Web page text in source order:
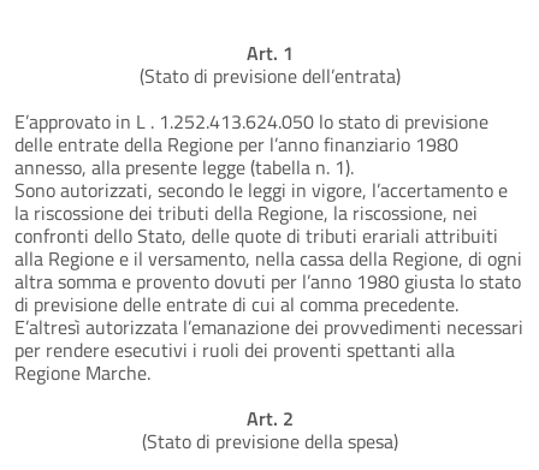
Art. 1
(Stato di previsione dell’entrata)
E’approvato in L . 1.252.413.624.050 lo stato di previsione
delle entrate della Regione per l’anno finanziario 1980
annesso, alla presente legge (tabella n. 1).
Sono autorizzati, secondo le leggi in vigore, l’accertamento e
la riscossione dei tributi della Regione, la riscossione, nei
confronti dello Stato, delle quote di tributi erariali attribuiti
alla Regione e il versamento, nella cassa della Regione, di ogni
altra somma e provento dovuti per l’anno 1980 giusta lo stato
di previsione delle entrate di cui al comma precedente.
E’altresì autorizzata l’emanazione dei provvedimenti necessari
per rendere esecutivi i ruoli dei proventi spettanti alla
Regione Marche.
Art. 2
(Stato di previsione della spesa)